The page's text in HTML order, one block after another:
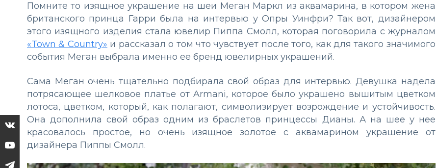
Помните то изящное украшение на шеи Меган Маркл из аквамарина, в котором жена
британского принца Гарри была на интервью у Опры Уинфри? Так вот, дизайнером
этого изящного изделия стала ювелир Пиппа Смолл, которая поговорила с журналом
«Town & Country» и рассказал о том что чувствует после того, как для такого значимого
события Меган выбрала именно ее бренд ювелирных украшений.
Сама Меган очень тщательно подбирала свой образ для интервью. Девушка надела
потрясающее шелковое платье от Armani, которое было украшено вышитым цветком
лотоса, цветком, который, как полагают, символизирует возрождение и устойчивость.
Она дополнила свой образ одним из браслетов принцессы Дианы. А на шее у нее
красовалось простое, но очень изящное золотое с аквамарином украшение от
дизайнера Пиппы Смолл.